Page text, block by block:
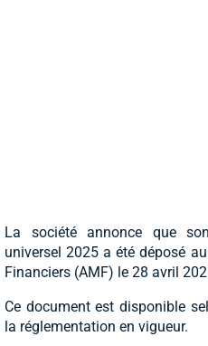
La société annonce que
universel 2025 a été déposé
Financiers (AMF) le 28 avril
Ce document est disponible
la réglementation en vigueur.